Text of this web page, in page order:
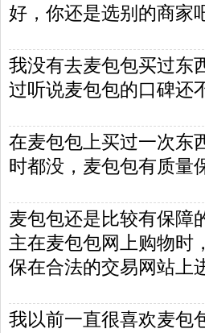
好，你还是选别的商家
我没有去麦包包买过东
过听说麦包包的口碑还
在麦包包上买过一次东
时都没，麦包包有质量
麦包包还是比较有保障
主在麦包包网上购物时
保在合法的交易网站上
我以前一直很喜欢麦包